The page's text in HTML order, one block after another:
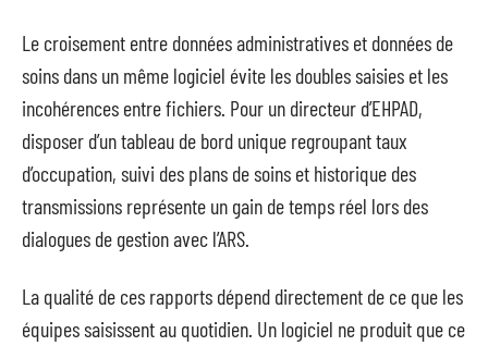
Le croisement entre données administratives et données de
soins dans un même logiciel évite les doubles saisies et les
incohérences entre fichiers. Pour un directeur d’EHPAD,
disposer d’un tableau de bord unique regroupant taux
d’occupation, suivi des plans de soins et historique des
transmissions représente un gain de temps réel lors des
dialogues de gestion avec l’ARS.
La qualité de ces rapports dépend directement de ce que les
équipes saisissent au quotidien. Un logiciel ne produit que ce